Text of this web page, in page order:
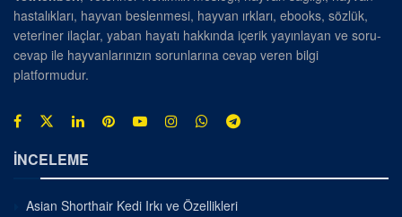
hastalıkları, hayvan beslenmesi, hayvan ırkları, ebooks, sözlük,
veteriner ilaçlar, yaban hayatı hakkında içerik yayınlayan ve soru-
cevap ile hayvanlarınızın sorunlarına cevap veren bilgi
platformudur.
İNCELEME
Asian Shorthair Kedi Irkı ve Özellikleri